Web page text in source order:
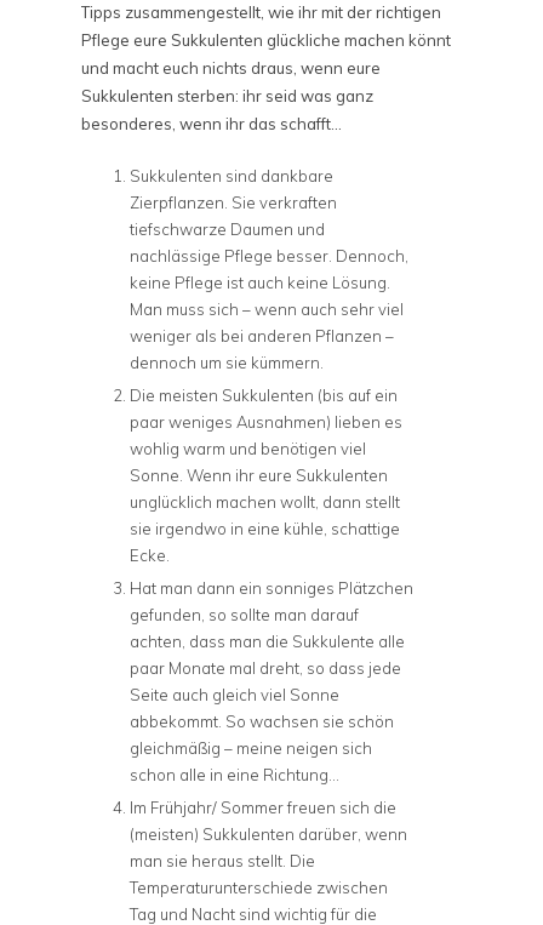
Tipps zusammengestellt, wie ihr mit der richtigen
Pflege eure Sukkulenten glückliche machen könnt
und macht euch nichts draus, wenn eure
Sukkulenten sterben: ihr seid was ganz
besonderes, wenn ihr das schafft…
Sukkulenten sind dankbare
Zierpflanzen. Sie verkraften
tiefschwarze Daumen und
nachlässige Pflege besser. Dennoch,
keine Pflege ist auch keine Lösung.
Man muss sich – wenn auch sehr viel
weniger als bei anderen Pflanzen –
dennoch um sie kümmern.
Die meisten Sukkulenten (bis auf ein
paar weniges Ausnahmen) lieben es
wohlig warm und benötigen viel
Sonne. Wenn ihr eure Sukkulenten
unglücklich machen wollt, dann stellt
sie irgendwo in eine kühle, schattige
Ecke.
Hat man dann ein sonniges Plätzchen
gefunden, so sollte man darauf
achten, dass man die Sukkulente alle
paar Monate mal dreht, so dass jede
Seite auch gleich viel Sonne
abbekommt. So wachsen sie schön
gleichmäßig – meine neigen sich
schon alle in eine Richtung…
Im Frühjahr/ Sommer freuen sich die
(meisten) Sukkulenten darüber, wenn
man sie heraus stellt. Die
Temperaturunterschiede zwischen
Tag und Nacht sind wichtig für die